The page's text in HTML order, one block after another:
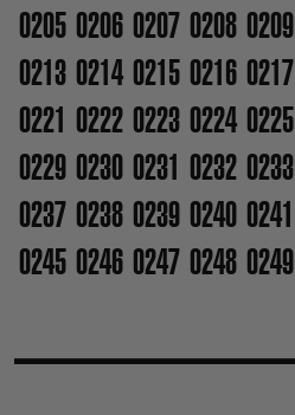
0205 0206 0207 0208 0209
0213 0214 0215 0216 0217
0221 0222 0223 0224 0225
0229 0230 0231 0232 0233
0237 0238 0239 0240 0241
0245 0246 0247 0248 0249